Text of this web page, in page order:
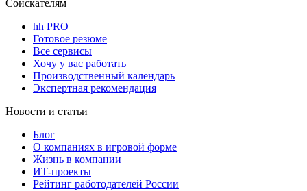
Соискателям
hh PRO
Готовое резюме
Все сервисы
Хочу у вас работать
Производственный календарь
Экспертная рекомендация
Новости и статьи
Блог
О компаниях в игровой форме
Жизнь в компании
ИТ-проекты
Рейтинг работодателей России